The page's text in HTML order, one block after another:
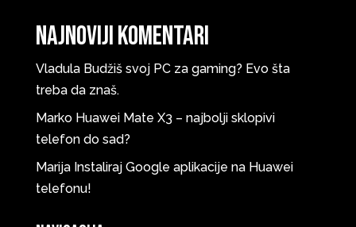
Najnoviji komentari
Vladula Budžiš svoj PC za gaming? Evo šta
treba da znaš.
Marko Huawei Mate X3 – najbolji sklopivi
telefon do sad?
Marija Instaliraj Google aplikacije na Huawei
telefonu!